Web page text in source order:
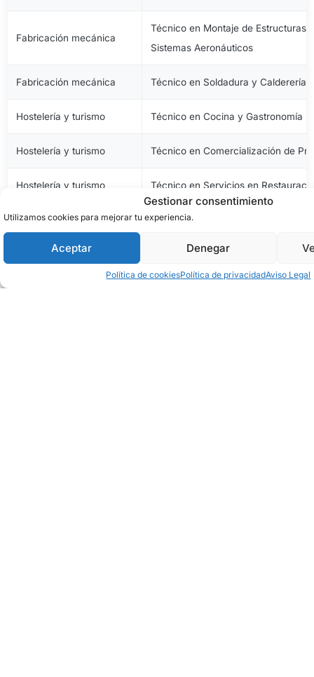
Gestionar consentimiento
Utilizamos cookies para mejorar tu experiencia.
Aceptar Denegar
Política de cookiesPolítica de privacidadAviso Legal
Fabricación mecánica
Técnico en Montaje de Estructuras
Sistemas Aeronáuticos
Fabricación mecánica Técnico en Soldadura y Calderería
Hostelería y turismo Técnico en Cocina y Gastronomía
Hostelería y turismo Técnico en Comercialización de
Hostelería y turismo Técnico en Servicios en
Imagen personal Técnico en Estética y Belleza
Imagen personal Técnico en Peluquería y Cosmética